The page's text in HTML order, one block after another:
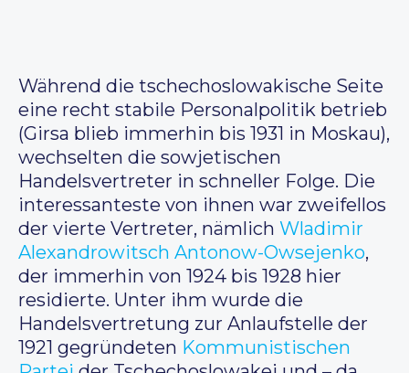
Während die tschechoslowakische Seite
eine recht stabile Personalpolitik betrieb
(Girsa blieb immerhin bis 1931 in Moskau),
wechselten die sowjetischen
Handelsvertreter in schneller Folge. Die
interessanteste von ihnen war zweifellos
der vierte Vertreter, nämlich Wladimir
Alexandrowitsch Antonow-Owsejenko,
der immerhin von 1924 bis 1928 hier
residierte. Unter ihm wurde die
Handelsvertretung zur Anlaufstelle der
1921 gegründeten Kommunistischen